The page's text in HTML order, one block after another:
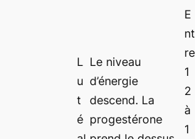
L
u
t
é
Le niveau
d’énergie
descend. La
progestérone
E
nt
re
1
2
à
1